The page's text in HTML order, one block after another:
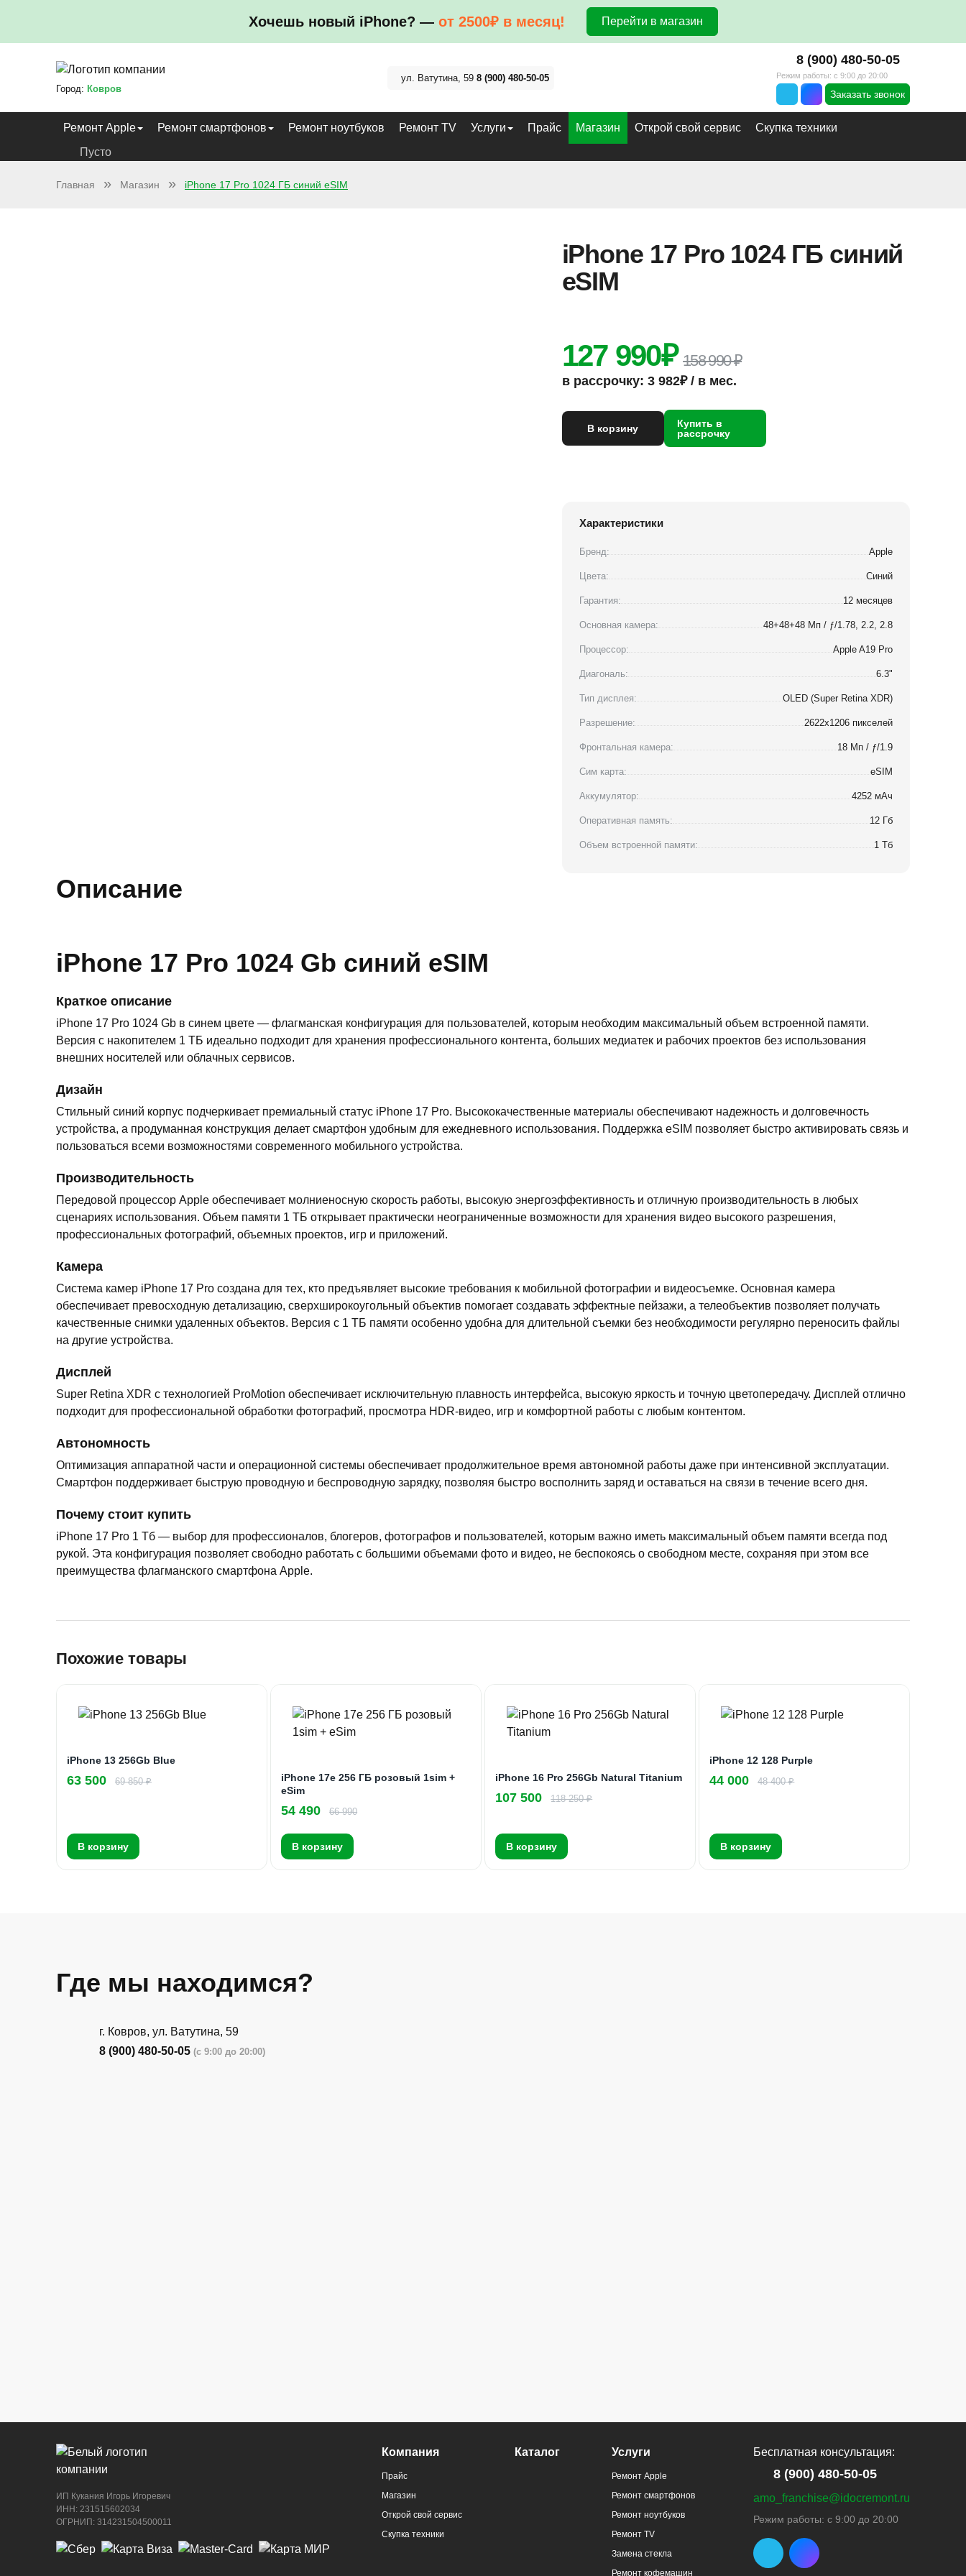
Хочешь новый iPhone? — от 2500₽ в месяц! Перейти в магазин
Город: Ковров
ул. Ватутина, 59 8 (900) 480-50-05
8 (900) 480-50-05
Режим работы: с 9:00 до 20:00
Заказать звонок
Ремонт Apple Ремонт смартфонов Ремонт ноутбуков Ремонт TV Услуги Прайс Магазин Открой свой сервис
Скупка техники
Пусто
Главная Магазин iPhone 17 Pro 1024 ГБ синий eSIM
iPhone 17 Pro 1024 ГБ синий
eSIM
127 990₽ 158 990 ₽
в рассрочку: 3 982₽ / в мес.
В корзину
Купить в
рассрочку
Характеристики
Бренд: Apple
Цвета: Синий
Гарантия: 12 месяцев
Основная камера: 48+48+48 Мп / ƒ/1.78, 2.2, 2.8
Процессор: Apple A19 Pro
Диагональ: 6.3"
Тип дисплея: OLED (Super Retina XDR)
Разрешение: 2622x1206 пикселей
Фронтальная камера: 18 Мп / ƒ/1.9
Сим карта: eSIM
Аккумулятор: 4252 мАч
Оперативная память: 12 Гб
Объем встроенной памяти: 1 Тб
Описание
iPhone 17 Pro 1024 Gb синий eSIM
Краткое описание
iPhone 17 Pro 1024 Gb в синем цвете — флагманская конфигурация для пользователей, которым необходим максимальный объем встроенной памяти.
Версия с накопителем 1 ТБ идеально подходит для хранения профессионального контента, больших медиатек и рабочих проектов без использования
внешних носителей или облачных сервисов.
Дизайн
Стильный синий корпус подчеркивает премиальный статус iPhone 17 Pro. Высококачественные материалы обеспечивают надежность и долговечность
устройства, а продуманная конструкция делает смартфон удобным для ежедневного использования. Поддержка eSIM позволяет быстро активировать связь и
пользоваться всеми возможностями современного мобильного устройства.
Производительность
Передовой процессор Apple обеспечивает молниеносную скорость работы, высокую энергоэффективность и отличную производительность в любых
сценариях использования. Объем памяти 1 ТБ открывает практически неограниченные возможности для хранения видео высокого разрешения,
профессиональных фотографий, объемных проектов, игр и приложений.
Камера
Система камер iPhone 17 Pro создана для тех, кто предъявляет высокие требования к мобильной фотографии и видеосъемке. Основная камера
обеспечивает превосходную детализацию, сверхширокоугольный объектив помогает создавать эффектные пейзажи, а телеобъектив позволяет получать
качественные снимки удаленных объектов. Версия с 1 ТБ памяти особенно удобна для длительной съемки без необходимости регулярно переносить файлы
на другие устройства.
Дисплей
Super Retina XDR с технологией ProMotion обеспечивает исключительную плавность интерфейса, высокую яркость и точную цветопередачу. Дисплей отлично
подходит для профессиональной обработки фотографий, просмотра HDR-видео, игр и комфортной работы с любым контентом.
Автономность
Оптимизация аппаратной части и операционной системы обеспечивает продолжительное время автономной работы даже при интенсивной эксплуатации.
Смартфон поддерживает быструю проводную и беспроводную зарядку, позволяя быстро восполнить заряд и оставаться на связи в течение всего дня.
Почему стоит купить
iPhone 17 Pro 1 Тб — выбор для профессионалов, блогеров, фотографов и пользователей, которым важно иметь максимальный объем памяти всегда под
рукой. Эта конфигурация позволяет свободно работать с большими объемами фото и видео, не беспокоясь о свободном месте, сохраняя при этом все
преимущества флагманского смартфона Apple.
Похожие товары
iPhone 13 256Gb Blue
63 500 69 850 ₽
В корзину
iPhone 17e 256 ГБ розовый 1sim +
eSim
54 490 66 990
В корзину
iPhone 16 Pro 256Gb Natural Titanium
107 500 118 250 ₽
В корзину
iPhone 12 128 Purple
44 000 48 400 ₽
В корзину
Где мы находимся?
г. Ковров, ул. Ватутина, 59
8 (900) 480-50-05 (с 9:00 до 20:00)
ИП Кукания Игорь Игоревич
ИНН: 231515602034
ОГРНИП: 314231504500011
Компания
Прайс
Магазин
Открой свой сервис
Скупка техники
Каталог Услуги
Ремонт Apple
Ремонт смартфонов
Ремонт ноутбуков
Ремонт TV
Замена стекла
Ремонт кофемашин
Бесплатная консультация:
8 (900) 480-50-05
amo_franchise@idocremont.ru
Режим работы: с 9:00 до 20:00